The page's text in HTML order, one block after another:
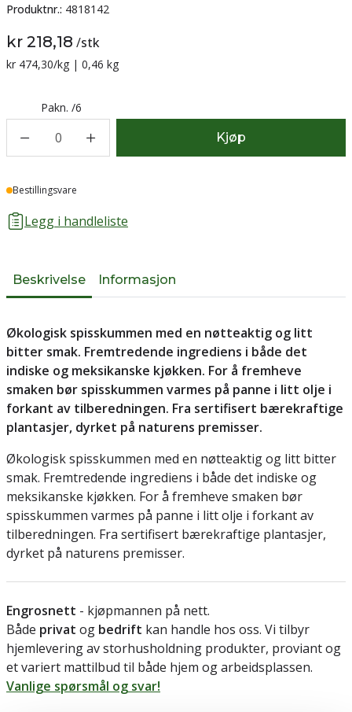
Produktnr.: 4818142
kr 218,18 /stk
Sammenligning pris:
kr 474,30/kg | 0,46 kg
Pakn. /6
0 Kjøp
Lager
Bestillingsvare
Legg i handleliste
Beskrivelse Informasjon
Økologisk spisskummen med en nøtteaktig og litt
bitter smak. Fremtredende ingrediens i både det
indiske og meksikanske kjøkken. For å fremheve
smaken bør spisskummen varmes på panne i litt olje i
forkant av tilberedningen. Fra sertifisert bærekraftige
plantasjer, dyrket på naturens premisser.
Økologisk spisskummen med en nøtteaktig og litt bitter
smak. Fremtredende ingrediens i både det indiske og
meksikanske kjøkken. For å fremheve smaken bør
spisskummen varmes på panne i litt olje i forkant av
tilberedningen. Fra sertifisert bærekraftige plantasjer,
dyrket på naturens premisser.
Engrosnett - kjøpmannen på nett.
Både privat og bedrift kan handle hos oss. Vi tilbyr
hjemlevering av storhusholdning produkter, proviant og
et variert mattilbud til både hjem og arbeidsplassen.
Vanlige spørsmål og svar!